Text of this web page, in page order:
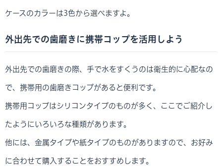
ケースのカラーは3色から選べますよ。
外出先での歯磨きに携帯コップを活用しよう
外出先での歯磨きの際、手で水をすくうのは衛生的に心配なの
で、携帯用の歯磨きコップがあると便利です。
携帯用コップはシリコンタイプのものが多く、ここでご紹介し
たようにいろいろな種類があります。
他には、金属タイプや紙タイプのものがありますので、お好み
に合わせて購入することをおすすめします。